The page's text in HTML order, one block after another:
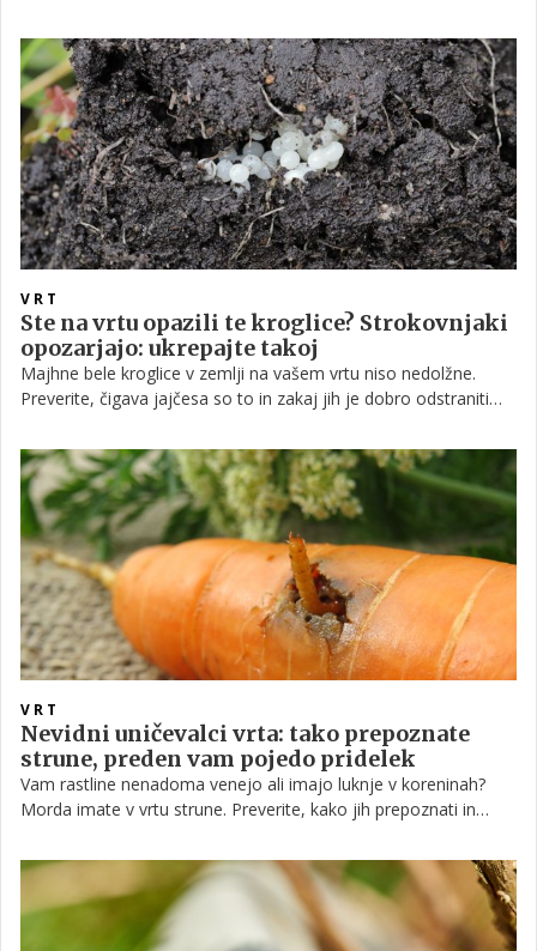
s katerimi se prehranjujejo, zato je za trajno rešitev ključno
odpraviti pogoje, ki jim omogočajo preživetje.
VRT
Ste na vrtu opazili te kroglice? Strokovnjaki
opozarjajo: ukrepajte takoj
Majhne bele kroglice v zemlji na vašem vrtu niso nedolžne.
Preverite, čigava jajčesa so to in zakaj jih je dobro odstraniti
VRT
Nevidni uničevalci vrta: tako prepoznate
strune, preden vam pojedo pridelek
Vam rastline nenadoma venejo ali imajo luknje v koreninah?
Morda imate v vrtu strune. Preverite, kako jih prepoznati in